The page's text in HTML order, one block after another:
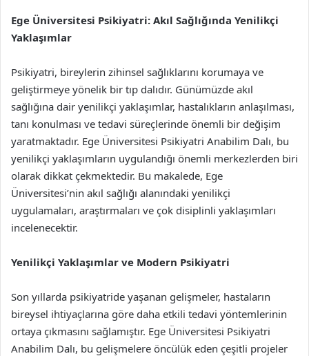
Ege Üniversitesi Psikiyatri: Akıl Sağlığında Yenilikçi
Yaklaşımlar
Psikiyatri, bireylerin zihinsel sağlıklarını korumaya ve
geliştirmeye yönelik bir tıp dalıdır. Günümüzde akıl
sağlığına dair yenilikçi yaklaşımlar, hastalıkların anlaşılması,
tanı konulması ve tedavi süreçlerinde önemli bir değişim
yaratmaktadır. Ege Üniversitesi Psikiyatri Anabilim Dalı, bu
yenilikçi yaklaşımların uygulandığı önemli merkezlerden biri
olarak dikkat çekmektedir. Bu makalede, Ege
Üniversitesi’nin akıl sağlığı alanındaki yenilikçi
uygulamaları, araştırmaları ve çok disiplinli yaklaşımları
incelenecektir.
Yenilikçi Yaklaşımlar ve Modern Psikiyatri
Son yıllarda psikiyatride yaşanan gelişmeler, hastaların
bireysel ihtiyaçlarına göre daha etkili tedavi yöntemlerinin
ortaya çıkmasını sağlamıştır. Ege Üniversitesi Psikiyatri
Anabilim Dalı, bu gelişmelere öncülük eden çeşitli projeler